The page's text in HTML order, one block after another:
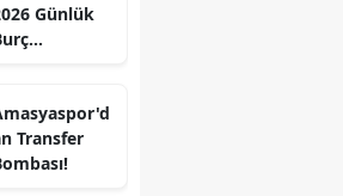
Günlük
Yeni
Transfer